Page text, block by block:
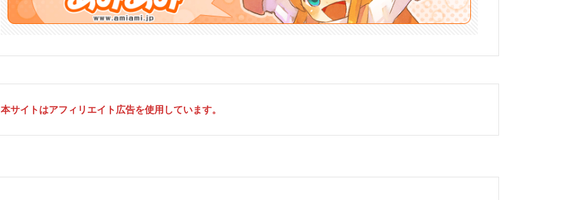
本サイトはアフィリエイト広告を使用しています。